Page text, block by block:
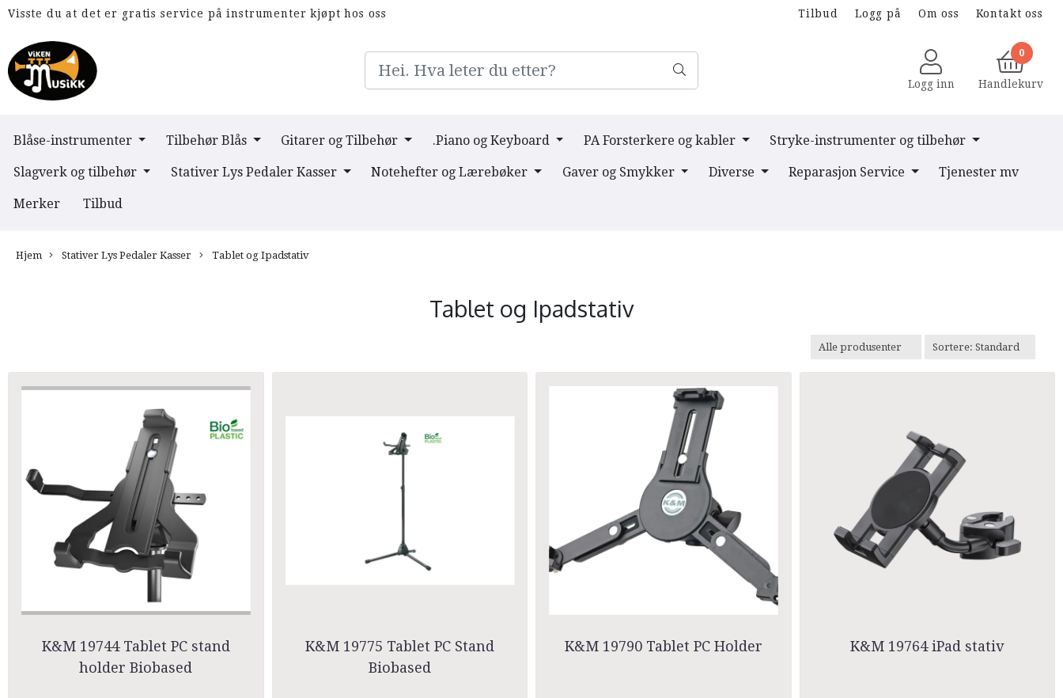
Visste du at det er gratis service på instrumenter kjøpt hos oss Tilbud Logg på Om oss Kontakt oss
Logg inn
0
Handlekurv
Blåse-instrumenter Tilbehør Blås Gitarer og Tilbehør .Piano og Keyboard PA Forsterkere og kabler Stryke-instrumenter og tilbehør
Slagverk og tilbehør Stativer Lys Pedaler Kasser Notehefter og Lærebøker Gaver og Smykker Diverse Reparasjon Service Tjenester mv
Merker Tilbud
Hjem Stativer Lys Pedaler Kasser Tablet og Ipadstativ
Tablet og Ipadstativ
K&M 19744 Tablet PC stand
holder Biobased
K&M 19775 Tablet PC Stand
Biobased
K&M 19790 Tablet PC Holder K&M 19764 iPad stativ